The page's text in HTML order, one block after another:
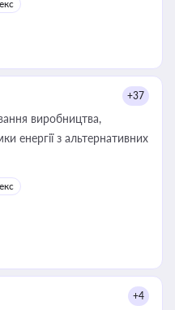
+37
виробництва,
енергії з альтернативних
+4